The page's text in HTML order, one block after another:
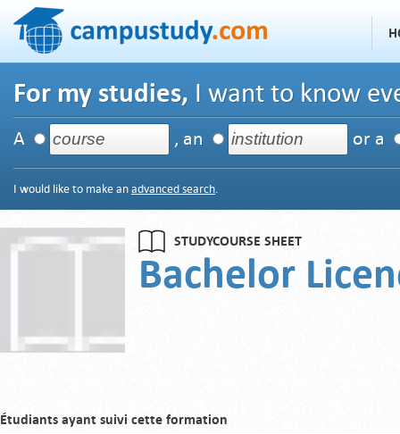
For my studies, I want to know
A , an or a
I would like to make an advanced search.
STUDYCOURSE SHEET
Bachelor
Étudiants ayant suivi cette formation